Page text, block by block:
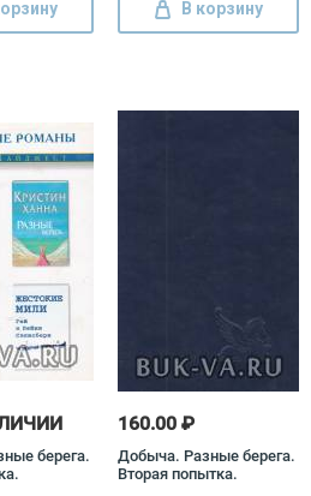
В корзину
берега.
160.00 ₽
Добыча. Разные берега.
Вторая попытка.